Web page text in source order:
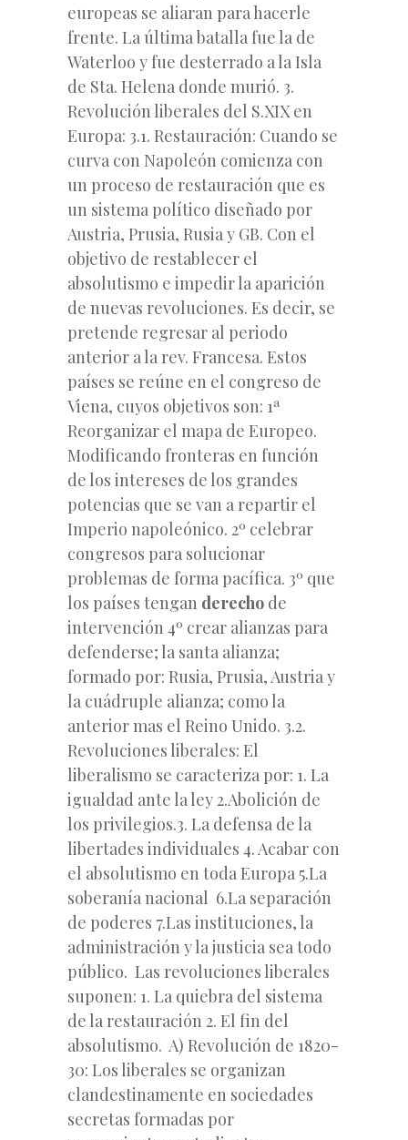
europeas se aliaran para hacerle
frente. La última batalla fue la de
Waterloo y fue desterrado a la Isla
de Sta. Helena donde murió. 3.
Revolución liberales del S.XIX en
Europa: 3.1. Restauración: Cuando se
curva con Napoleón comienza con
un proceso de restauración que es
un sistema político diseñado por
Austria, Prusia, Rusia y GB. Con el
objetivo de restablecer el
absolutismo e impedir la aparición
de nuevas revoluciones. Es decir, se
pretende regresar al periodo
anterior a la rev. Francesa. Estos
países se reúne en el congreso de
Viena, cuyos objetivos son: 1ª
Reorganizar el mapa de Europeo.
Modificando fronteras en función
de los intereses de los grandes
potencias que se van a repartir el
Imperio napoleónico. 2º celebrar
congresos para solucionar
problemas de forma pacífica. 3º que
los países tengan derecho de
intervención 4º crear alianzas para
defenderse; la santa alianza;
formado por: Rusia, Prusia, Austria y
la cuádruple alianza; como la
anterior mas el Reino Unido. 3.2.
Revoluciones liberales: El
liberalismo se caracteriza por: 1. La
igualdad ante la ley 2.Abolición de
los privilegios.3. La defensa de la
libertades individuales 4. Acabar con
el absolutismo en toda Europa 5.La
soberanía nacional 6.La separación
de poderes 7.Las instituciones, la
administración y la justicia sea todo
público. Las revoluciones liberales
suponen: 1. La quiebra del sistema
de la restauración 2. El fin del
absolutismo. A) Revolución de 1820-
30: Los liberales se organizan
clandestinamente en sociedades
secretas formadas por